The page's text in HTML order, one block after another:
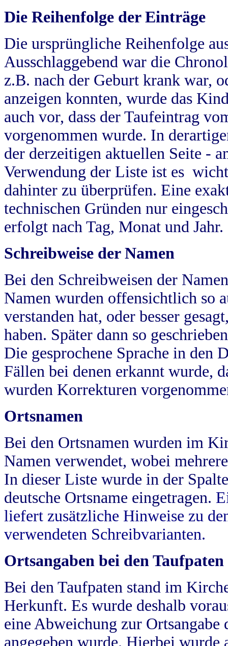
Die Reihenfolge der Einträge
Die ursprüngliche Reihenfolge
Ausschlaggebend war die
z.B. nach der Geburt krank war,
anzeigen konnten, wurde das
auch vor, dass der Taufeintrag
vorgenommen wurde. In
der derzeitigen aktuellen Seite -
Verwendung der Liste ist es
dahinter zu überprüfen. Eine
technischen Gründen nur
erfolgt nach Tag, Monat und Jahr.
Schreibweise der Namen
Bei den Schreibweisen der
Namen wurden offensichtlich so
verstanden hat, oder besser
haben. Später dann so
Die gesprochene Sprache in
Fällen bei denen erkannt wurde,
wurden Korrekturen
Ortsnamen
Bei den Ortsnamen wurden im
Namen verwendet, wobei
In dieser Liste wurde in der
deutsche Ortsname eingetragen.
liefert zusätzliche Hinweise zu
verwendeten Schreibvarianten.
Ortsangaben bei den Taufpaten
Bei den Taufpaten stand im
Herkunft. Es wurde deshalb
eine Abweichung zur
angegeben wurde. Hierbei wurde